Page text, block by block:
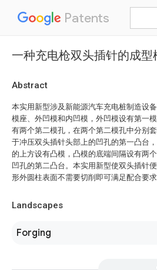
Patents
一种充电枪双头插针的成型
Abstract
本实用新型涉及新能源汽车充电桩制造设
模座、外凹模和内凹模，外凹模设有第一
有两个第二模孔，在两个第二模孔中分别
于冲压双头插针头部上的凹孔的第一凸台
的上方设有凸模，凸模的底端间隔设有两
凹孔的第二凸台。本实用新型使双头插针
形外圆柱表面不需要切削即可满足配合要求
Landscapes
Forging